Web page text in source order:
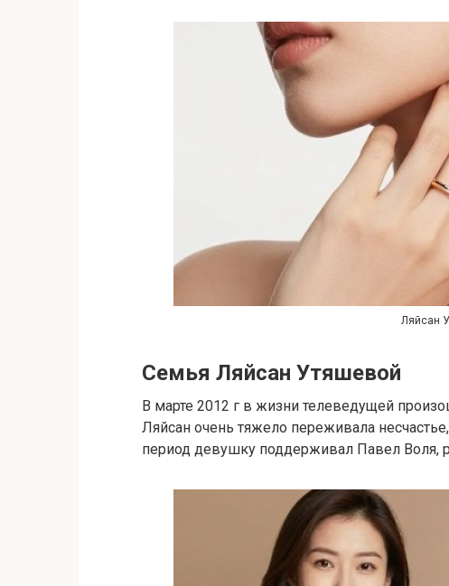
Ляйсан
Семья Ляйсан Утяшевой
В марте 2012 г в жизни телеведущей
Ляйсан очень тяжело переживала
период девушку поддерживал Павел Воля,